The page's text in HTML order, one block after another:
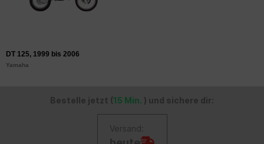
DT 125, 1999 bis 2006
Yamaha
Bestelle jetzt (15 Min. ) und sichere dir:
Versand: